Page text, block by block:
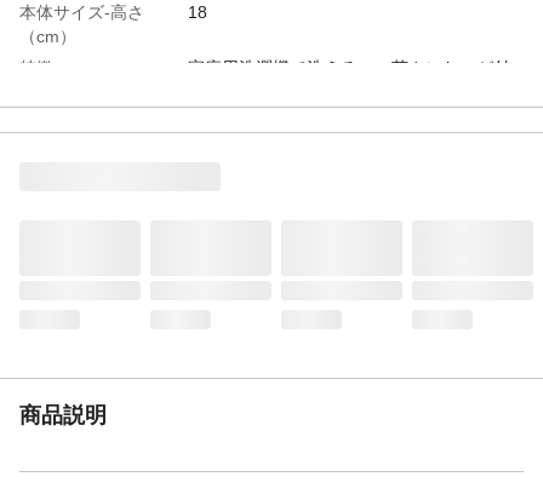
本体サイズ-高さ
（cm）
18
特徴
家庭用洗濯機で洗える。 菌やにおいが付
商品説明